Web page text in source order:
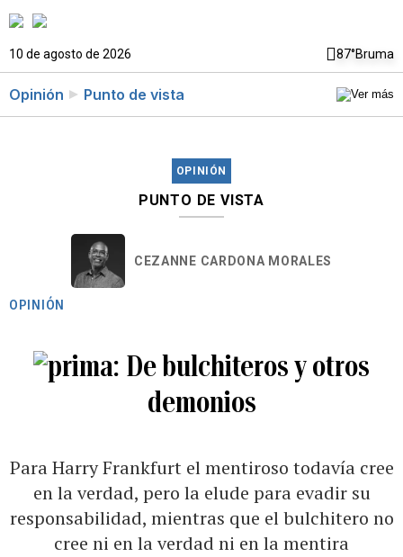
10 de agosto de 2026 87°Bruma
Opinión Punto de vista
OPINIÓN
PUNTO DE VISTA
CEZANNE CARDONA MORALES
OPINIÓN
De bulchiteros y otros
demonios
Para Harry Frankfurt el mentiroso todavía cree
en la verdad, pero la elude para evadir su
responsabilidad, mientras que el bulchitero no
cree ni en la verdad ni en la mentira